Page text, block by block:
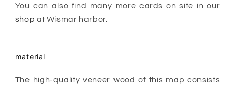
You can also find many more cards on site in our
shop at Wismar harbor.
material
The high-quality veneer wood of this map consists